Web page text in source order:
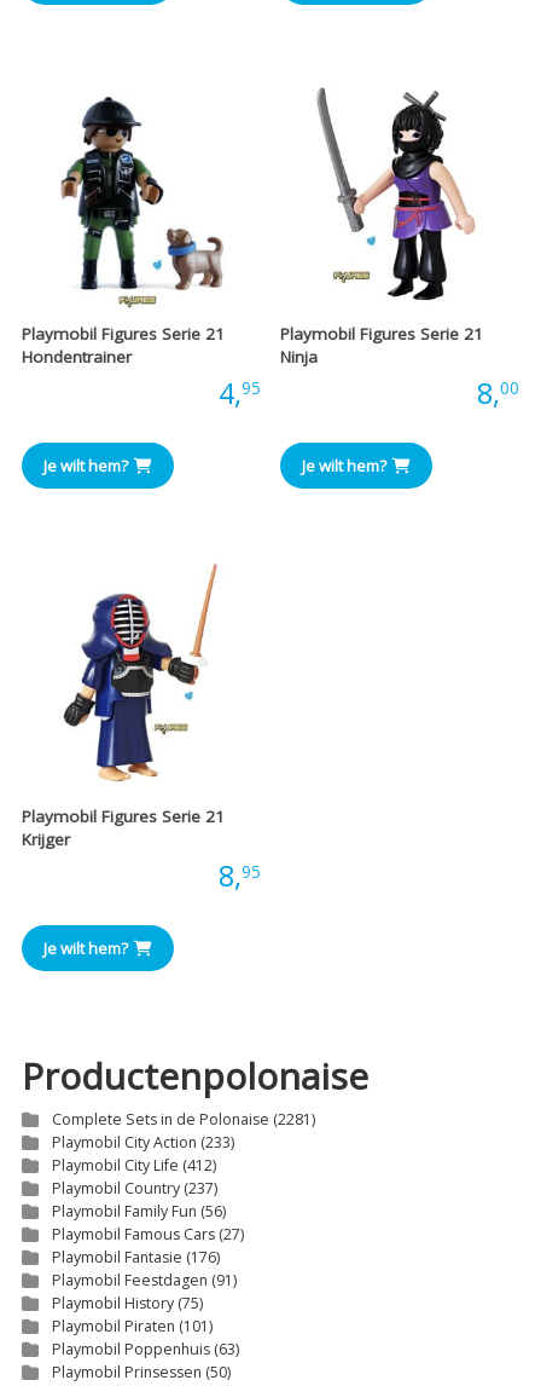
Playmobil Figures Serie 21
Hondentrainer
4,95
Je wilt hem?
Playmobil Figures Serie 21
Ninja
8,00
Je wilt hem?
Playmobil Figures Serie 21
Krijger
8,95
Je wilt hem?
Productenpolonaise
Complete Sets in de Polonaise (2281)
Playmobil City Action (233)
Playmobil City Life (412)
Playmobil Country (237)
Playmobil Family Fun (56)
Playmobil Famous Cars (27)
Playmobil Fantasie (176)
Playmobil Feestdagen (91)
Playmobil History (75)
Playmobil Piraten (101)
Playmobil Poppenhuis (63)
Playmobil Prinsessen (50)